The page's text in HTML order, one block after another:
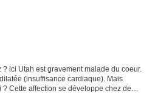
? ici Utah est gravement malade du coeur.
(insuffisance cardiaque). Mais
Cette affection se développe chez de